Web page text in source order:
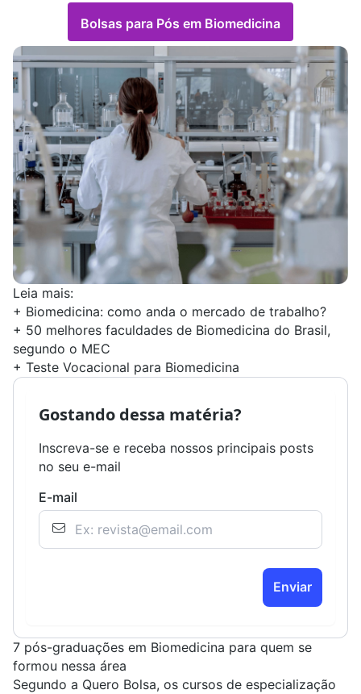
Bolsas para Pós em Biomedicina
Leia mais:
+ Biomedicina: como anda o mercado de trabalho?
+ 50 melhores faculdades de Biomedicina do Brasil,
segundo o MEC
+ Teste Vocacional para Biomedicina
Gostando dessa matéria?
Inscreva-se e receba nossos principais posts
no seu e-mail
E-mail
Enviar
7 pós-graduações em Biomedicina para quem se
formou nessa área
Segundo a Quero Bolsa, os cursos de especialização